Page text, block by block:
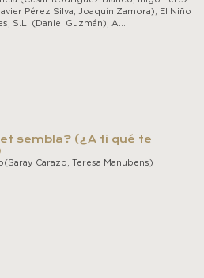
Pérez Silva, Joaquín Zamora), El Niño
S.L. (Daniel Guzmán), A…
sembla? (¿A ti qué te
Carazo, Teresa Manubens)